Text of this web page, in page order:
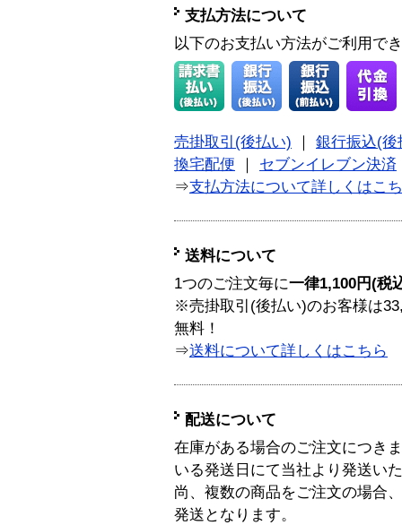
支払方法について
以下のお支払い方法がご利用で
売掛取引(後払い)
銀行振込(後
換宅配便
セブンイレブン決済
⇒支払方法について詳しくはこ
送料について
1つのご注文毎に一律1,100円(税
※売掛取引(後払い)のお客様は
無料！
⇒送料について詳しくはこちら
配送について
在庫がある場合のご注文につき
いる発送日にて当社より発送い
尚、複数の商品をご注文の場合
発送となります。